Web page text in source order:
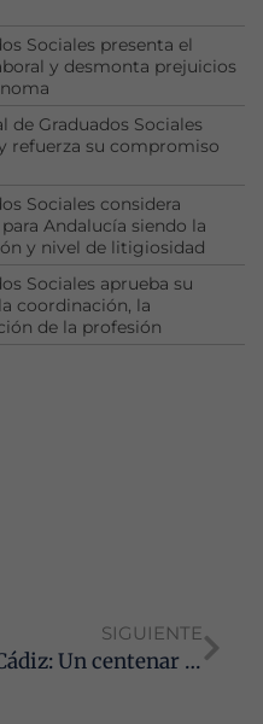
Sociales presenta el
y desmonta prejuicios
de Graduados Sociales
refuerza su compromiso
Sociales considera
Andalucía siendo la
y nivel de litigiosidad
Sociales aprueba su
coordinación, la
de la profesión
SIGUIENTE
Cádiz: Un centenar de expertos del Orden Social analizan las novedades legislativas del Derecho Laboral en la II Jornada Laboralista de los Graduados Sociales
necesarias